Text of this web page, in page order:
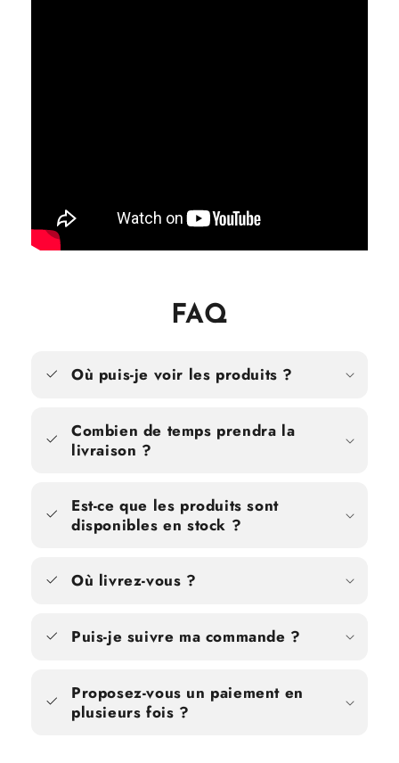
FAQ
Où puis-je voir les produits ?
Combien de temps prendra la
livraison ?
Est-ce que les produits sont
disponibles en stock ?
Où livrez-vous ?
Puis-je suivre ma commande ?
Proposez-vous un paiement en
plusieurs fois ?